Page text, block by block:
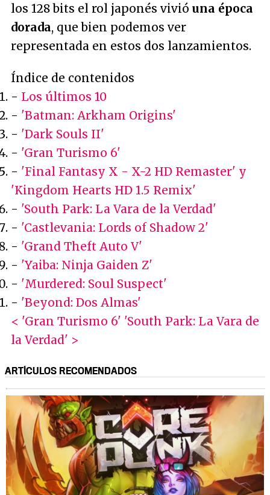
los 128 bits el rol japonés vivió una época
dorada, que bien podemos ver
representada en estos dos lanzamientos.
Índice de contenidos
- Los últimos 10
- 'Batman: Arkham Origins'
- 'Dark Souls II'
- 'Gran Turismo 6'
- 'Final Fantasy X - X-2 HD Remaster' y
'Kingdom Hearts HD 1.5 Remix'
- 'South Park: La Vara de la Verdad'
- 'Castlevania: Lords of Shadow 2'
- 'Grand Theft Auto V'
- 'Yaiba: Ninja Gaiden Z'
- 'Murdered: Soul Suspect'
- 'Beyond: Dos Almas'
< 'Gran Turismo 6' 'South Park: La Vara de
la Verdad' >
ARTÍCULOS RECOMENDADOS